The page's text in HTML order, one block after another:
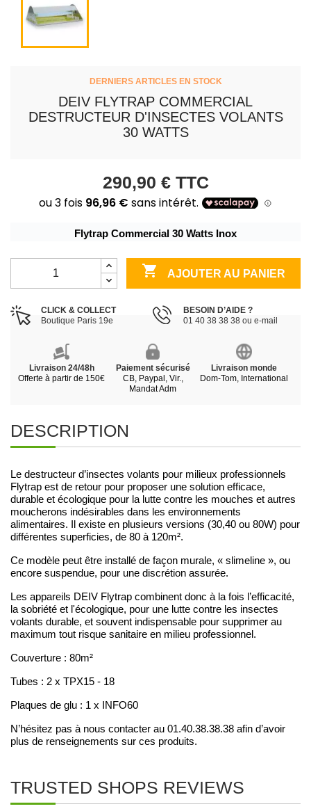
DERNIERS ARTICLES EN STOCK
DEIV FLYTRAP COMMERCIAL
DESTRUCTEUR D'INSECTES VOLANTS
30 WATTS
290,90 € TTC
Flytrap Commercial 30 Watts Inox
 AJOUTER AU PANIER
CLICK & COLLECT
Boutique Paris 19e
BESOIN D’AIDE ?
01 40 38 38 38 ou e-mail
Livraison 24/48h
Offerte à partir de 150€
Paiement sécurisé
CB, Paypal, Vir.,
Mandat Adm
Livraison monde
Dom-Tom, International
DESCRIPTION
Le destructeur d’insectes volants pour milieux professionnels
Flytrap est de retour pour proposer une solution efficace,
durable et écologique pour la lutte contre les mouches et autres
moucherons indésirables dans les environnements
alimentaires. Il existe en plusieurs versions (30,40 ou 80W) pour
différentes superficies, de 80 à 120m².
Ce modèle peut être installé de façon murale, « slimeline », ou
encore suspendue, pour une discrétion assurée.
Les appareils DEIV Flytrap combinent donc à la fois l’efficacité,
la sobriété et l'écologique, pour une lutte contre les insectes
volants durable, et souvent indispensable pour supprimer au
maximum tout risque sanitaire en milieu professionnel.
Couverture : 80m²
Tubes : 2 x TPX15 - 18
Plaques de glu : 1 x INFO60
N’hésitez pas à nous contacter au 01.40.38.38.38 afin d’avoir
plus de renseignements sur ces produits.
TRUSTED SHOPS REVIEWS